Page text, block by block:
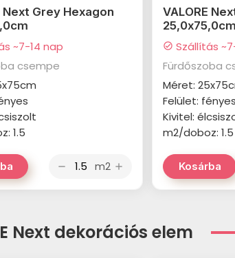
Next Grey Hexagon
~7-14 nap
csempe
1.5
remove m2 add
VALORE
25,0x75,0cm
check_circle Szállítás
Fürdőszoba
Méret:
Felület: fényes
Kivitel:
m2/doboz: 1.5
Kosárba
Next dekorációs elem